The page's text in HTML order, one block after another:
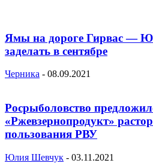
Ямы на дороге Гирвас —
заделать в сентябре
Черника - 08.09.2021
Росрыболовство
«Ржевзернопродукт»
пользования РВУ
Юлия Шевчук - 03.11.2021